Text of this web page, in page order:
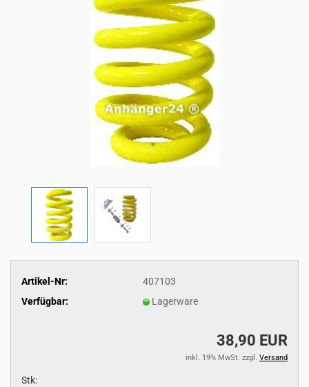
Artikel-Nr:
407103
Verfügbar:
Lagerware
38,90 EUR
inkl. 19% MwSt. zzgl. Versand
Stk: